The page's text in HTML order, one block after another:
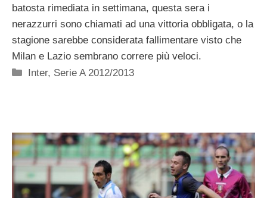
batosta rimediata in settimana, questa sera i
nerazzurri sono chiamati ad una vittoria obbligata, o la
stagione sarebbe considerata fallimentare visto che
Milan e Lazio sembrano correre più veloci.
Categorie
Inter, Serie A 2012/2013